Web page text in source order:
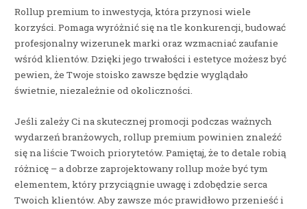
Rollup premium to inwestycja, która przynosi wiele
korzyści. Pomaga wyróżnić się na tle konkurencji, budować
profesjonalny wizerunek marki oraz wzmacniać zaufanie
wśród klientów. Dzięki jego trwałości i estetyce możesz być
pewien, że Twoje stoisko zawsze będzie wyglądało
świetnie, niezależnie od okoliczności.
Jeśli zależy Ci na skutecznej promocji podczas ważnych
wydarzeń branżowych, rollup premium powinien znaleźć
się na liście Twoich priorytetów. Pamiętaj, że to detale robią
różnicę – a dobrze zaprojektowany rollup może być tym
elementem, który przyciągnie uwagę i zdobędzie serca
Twoich klientów. Aby zawsze móc prawidłowo przenieść i